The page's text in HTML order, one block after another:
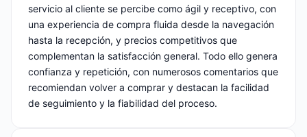
servicio al cliente se percibe como ágil y receptivo, con
una experiencia de compra fluida desde la navegación
hasta la recepción, y precios competitivos que
complementan la satisfacción general. Todo ello genera
confianza y repetición, con numerosos comentarios que
recomiendan volver a comprar y destacan la facilidad
de seguimiento y la fiabilidad del proceso.